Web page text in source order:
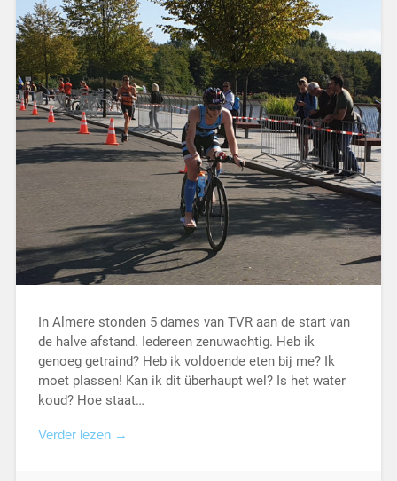
In Almere stonden 5 dames van TVR aan de start van
de halve afstand. Iedereen zenuwachtig. Heb ik
genoeg getraind? Heb ik voldoende eten bij me? Ik
moet plassen! Kan ik dit überhaupt wel? Is het water
koud? Hoe staat…
Verder lezen →